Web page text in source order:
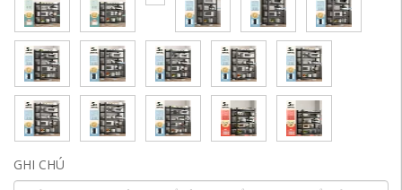
GHI CHÚ